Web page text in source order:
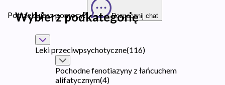
Potrzebujesz pomocy? Rozpocznij chat
Wybierz podkategorię
Leki przeciwpsychotyczne(116)
Pochodne fenotiazyny z łańcuchem
alifatycznym(4)